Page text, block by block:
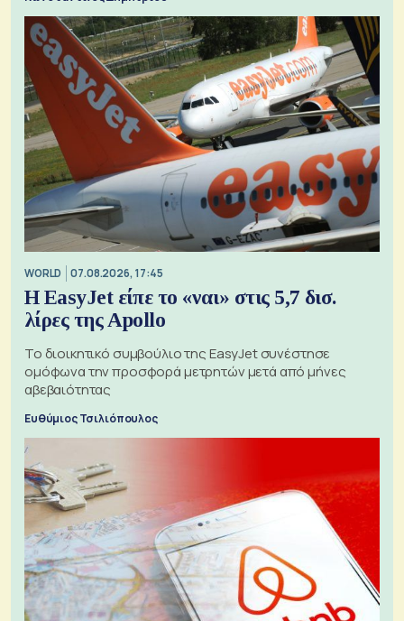
WORLD 07.08.2026, 17:45
Η EasyJet είπε το «ναι» στις 5,7 δισ.
λίρες της Apollo
Το διοικητικό συμβούλιο της EasyJet συνέστησε
ομόφωνα την προσφορά μετρητών μετά από μήνες
αβεβαιότητας
Ευθύμιος Τσιλιόπουλος